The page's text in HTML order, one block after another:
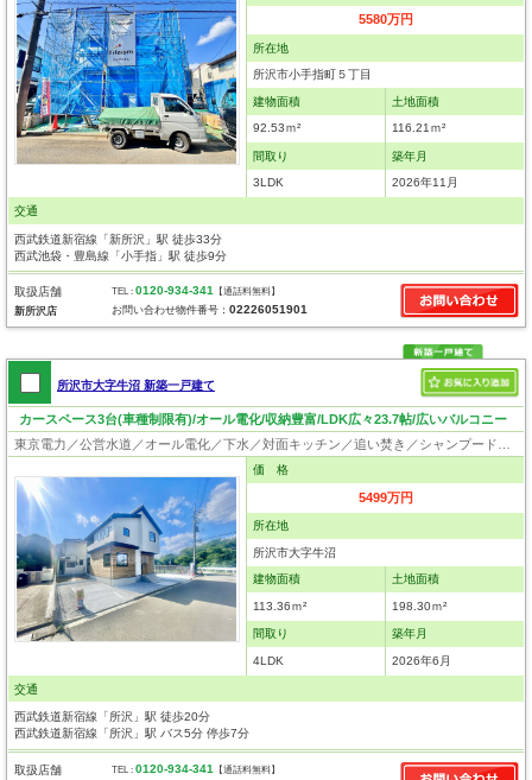
5580万円
所在地
所沢市小手指町５丁目
建物面積
92.53ｍ²
土地面積
116.21ｍ²
間取り
3LDK
築年月
2026年11月
交通
西武鉄道新宿線「新所沢」駅 徒歩33分
西武池袋・豊島線「小手指」駅 徒歩9分
取扱店舗
新所沢店
TEL :0120-934-341 【通話料無料】
お問い合わせ物件番号：02226051901
所沢市大字牛沼 新築一戸建て
カースペース3台(車種制限有)/オール電化/収納豊富/LDK広々23.7帖/広いバルコニー
価 格
5499万円
所在地
所沢市大字牛沼
建物面積
113.36ｍ²
土地面積
198.30ｍ²
間取り
4LDK
築年月
2026年6月
交通
西武鉄道新宿線「所沢」駅 徒歩20分
西武鉄道新宿線「所沢」駅 バス5分 停歩7分
取扱店舗 TEL :0120-934-341 【通話料無料】